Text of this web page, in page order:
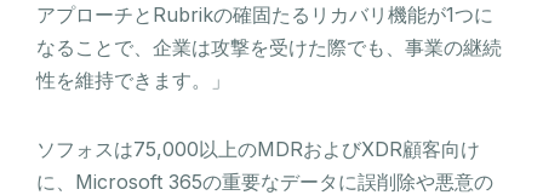
アプローチとRubrikの確固たるリカバリ機能が1つに
なることで、企業は攻撃を受けた際でも、事業の継続
性を維持できます。」
ソフォスは75,000以上のMDRおよびXDR顧客向け
に、Microsoft 365の重要なデータに誤削除や悪意の